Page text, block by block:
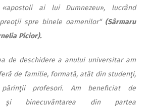
ai lui Dumnezeu», lucrând
spre binele oamenilor“ (Sârmaru
Picior).
de deschidere a anului universitar am
de familie, formată, atât din studenţi,
profesori. Am beneficiat de
şi binecuvântarea din partea